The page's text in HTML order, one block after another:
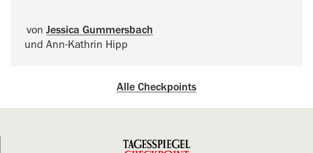
von Jessica Gummersbach
und Ann-Kathrin Hipp
Alle Checkpoints